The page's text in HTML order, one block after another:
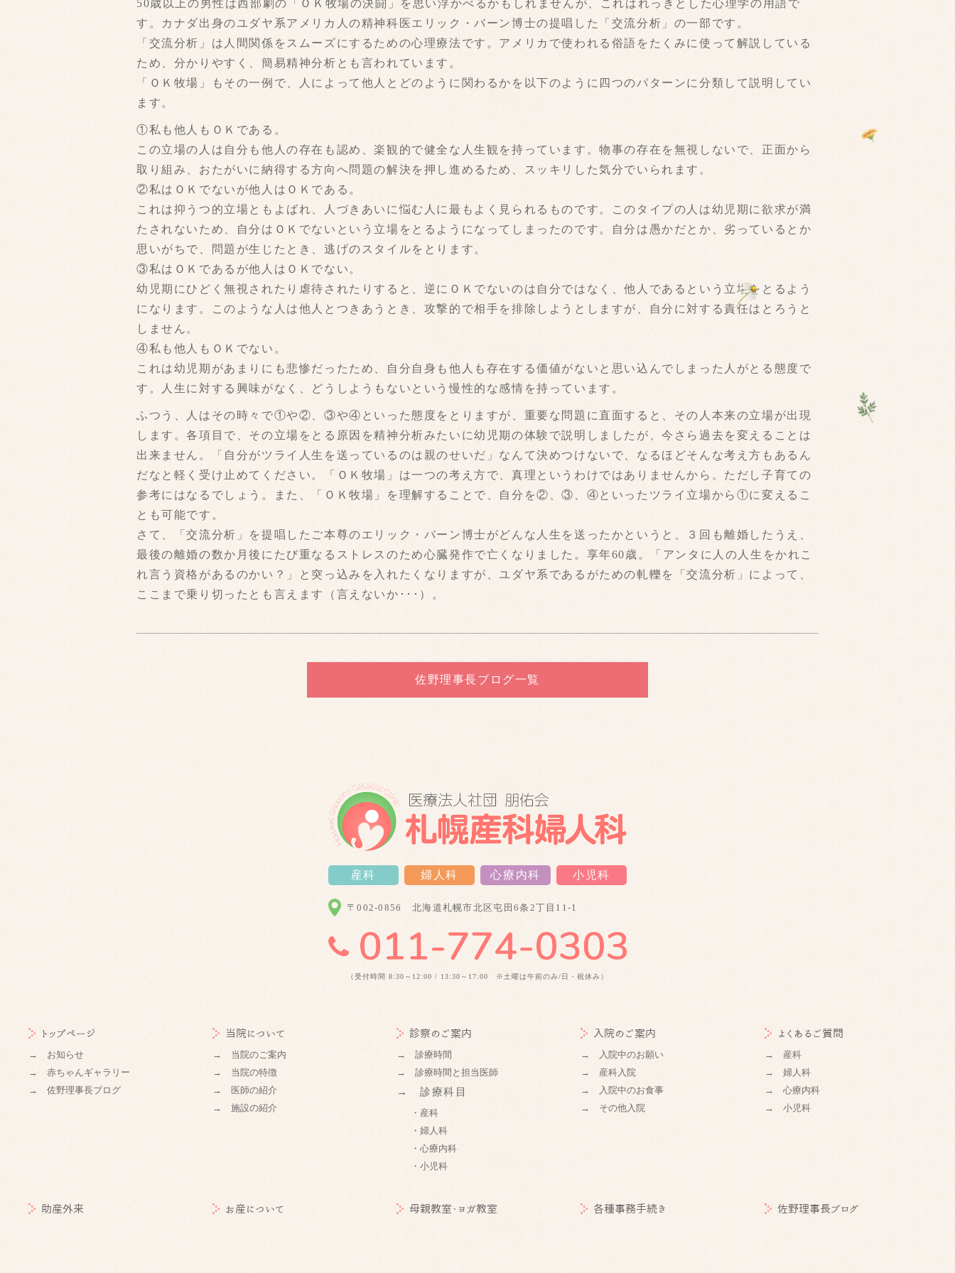
50歳以上の男性は西部劇の「ＯＫ牧場の決闘」を思い浮かべるかもしれませんが、これはれっきとした心理学の用語で
す。カナダ出身のユダヤ系アメリカ人の精神科医エリック・バーン博士の提唱した「交流分析」の一部です。
「交流分析」は人間関係をスムーズにするための心理療法です。アメリカで使われる俗語をたくみに使って解説している
ため、分かりやすく、簡易精神分析とも言われています。
「ＯＫ牧場」もその一例で、人によって他人とどのように関わるかを以下のように四つのパターンに分類して説明してい
ます。
①私も他人もＯＫである。
この立場の人は自分も他人の存在も認め、楽観的で健全な人生観を持っています。物事の存在を無視しないで、正面から
取り組み、おたがいに納得する方向へ問題の解決を押し進めるため、スッキリした気分でいられます。
②私はＯＫでないが他人はＯＫである。
これは抑うつ的立場ともよばれ、人づきあいに悩む人に最もよく見られるものです。このタイプの人は幼児期に欲求が満
たされないため、自分はＯＫでないという立場をとるようになってしまったのです。自分は愚かだとか、劣っているとか
思いがちで、問題が生じたとき、逃げのスタイルをとります。
③私はＯＫであるが他人はＯＫでない。
幼児期にひどく無視されたり虐待されたりすると、逆にＯＫでないのは自分ではなく、他人であるという立場をとるよう
になります。このような人は他人とつきあうとき、攻撃的で相手を排除しようとしますが、自分に対する責任はとろうと
しません。
④私も他人もＯＫでない。
これは幼児期があまりにも悲惨だったため、自分自身も他人も存在する価値がないと思い込んでしまった人がとる態度で
す。人生に対する興味がなく、どうしようもないという慢性的な感情を持っています。
ふつう、人はその時々で①や②、③や④といった態度をとりますが、重要な問題に直面すると、その人本来の立場が出現
します。各項目で、その立場をとる原因を精神分析みたいに幼児期の体験で説明しましたが、今さら過去を変えることは
出来ません。「自分がツライ人生を送っているのは親のせいだ」なんて決めつけないで、なるほどそんな考え方もあるん
だなと軽く受け止めてください。「ＯＫ牧場」は一つの考え方で、真理というわけではありませんから。ただし子育ての
参考にはなるでしょう。また、「ＯＫ牧場」を理解することで、自分を②、③、④といったツライ立場から①に変えるこ
とも可能です。
さて、「交流分析」を提唱したご本尊のエリック・バーン博士がどんな人生を送ったかというと、３回も離婚したうえ、
最後の離婚の数か月後にたび重なるストレスのため心臓発作で亡くなりました。享年60歳。「アンタに人の人生をかれこ
れ言う資格があるのかい？」と突っ込みを入れたくなりますが、ユダヤ系であるがための軋轢を「交流分析」によって、
ここまで乗り切ったとも言えます（言えないか･･･）。
佐野理事長ブログ一覧
産科 婦人科 心療内科 小児科
〒002-0856 北海道札幌市北区屯田6条2丁目11-1
（受付時間 8:30～12:00 / 13:30～17:00 ※土曜は午前のみ/日・祝休み）
トップページ
→ お知らせ
→ 赤ちゃんギャラリー
→ 佐野理事長ブログ
当院について
→ 当院のご案内
→ 当院の特徴
→ 医師の紹介
→ 施設の紹介
診察のご案内
→ 診療時間
→ 診療時間と担当医師
→ 診療科目
・産科
・婦人科
・心療内科
・小児科
入院のご案内
→ 入院中のお願い
→ 産科入院
→ 入院中のお食事
→ その他入院
よくあるご質問
→ 産科
→ 婦人科
→ 心療内科
→ 小児科
助産外来 お産について 母親教室・ヨガ教室 各種事務手続き 佐野理事長ブログ